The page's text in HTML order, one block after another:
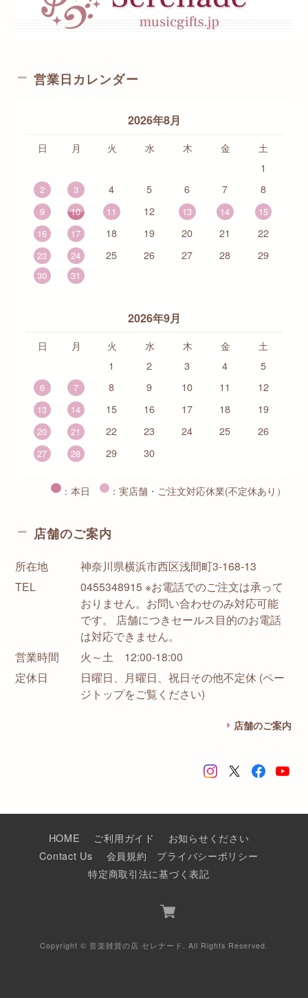
営業日カレンダー
2026年8月
日 月 火 水 木 金
土
1
2 3 4 5 6 7 8
9 10 11 12 13 14
15
16
17 18 19 20 21 22
23 24 25 26 27 28 29
30 31
2026年9月
日 月 火 水 木 金
土
1
2 3 4 5
6 7 8 9 10 11 12
13 14 15 16 17 18 19
20 21 22 23 24 25 26
27 28 29 30
：本日 ：実店舗・ご注文対応休業(不定休あり）
店舗のご案内
所在地
神奈川県横浜市西区浅間町3-168-13
TEL
0455348915 ※お電話でのご注文は承って
おりません。お問い合わせのみ対応可能
です。 店舗につきセールス目的のお電話
は対応できません。
営業時間
火～土 12:00-18:00
定休日
日曜日、月曜日、祝日その他不定休 (ペー
ジトップをご覧ください)
店舗のご案内
HOME ご利用ガイド
お知らせください
Contact Us
会員規約
プライバシーポリシー
特定商取引法に基づく表記
Copyright © 音楽雑貨の店 セレナード. All Rights Reserved.